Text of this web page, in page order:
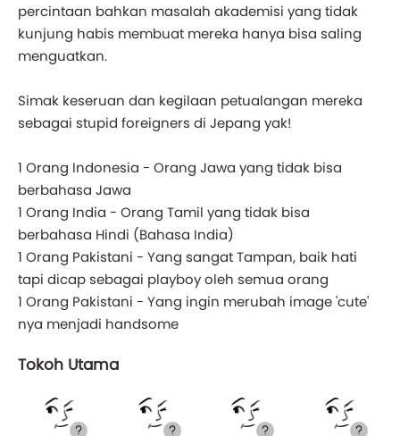
percintaan bahkan masalah akademisi yang tidak
kunjung habis membuat mereka hanya bisa saling
menguatkan.
Simak keseruan dan kegilaan petualangan mereka
sebagai stupid foreigners di Jepang yak!
1 Orang Indonesia - Orang Jawa yang tidak bisa
berbahasa Jawa
1 Orang India - Orang Tamil yang tidak bisa
berbahasa Hindi (Bahasa India)
1 Orang Pakistani - Yang sangat Tampan, baik hati
tapi dicap sebagai playboy oleh semua orang
1 Orang Pakistani - Yang ingin merubah image 'cute'
nya menjadi handsome
Tokoh Utama